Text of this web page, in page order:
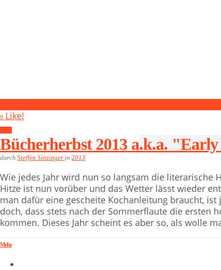
0 Like!
Bücherherbst 2013 a.k.a.
durch Steffen Sinzinger in 2013
Wie jedes Jahr wird nun so langsam die literarische
Hitze ist nun vorüber und das Wetter lässt wieder
man dafür eine gescheite Kochanleitung braucht,
doch, dass stets nach der Sommerflaute die ersten
kommen. Dieses Jahr scheint es aber so, als wolle
Mehr